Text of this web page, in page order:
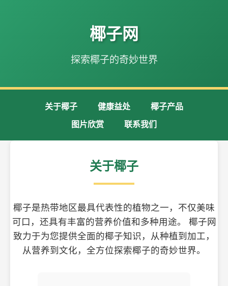
椰子网
探索椰子的奇妙世界
关于椰子 健康益处
椰子产品
图片欣赏
联系我们
关于椰子
椰子是热带地区最具代表性的植物之一，不仅美味
可口，还具有丰富的营养价值和多种用途。 椰子网
致力于为您提供全面的椰子知识，从种植到加工，
从营养到文化，全方位探索椰子的奇妙世界。